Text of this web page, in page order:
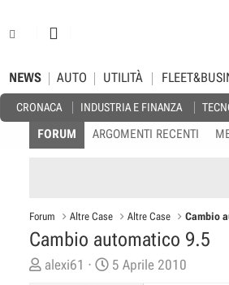
NEWS
CRONACA INDUSTRIA E FINANZA
AUTO UTILITÀ
FORUM ARGOMENTI RECENTI
Forum Altre Case Altre Case Cambio
Cambio automatico 9.5
C
alexi61
D
5 Aprile 2010